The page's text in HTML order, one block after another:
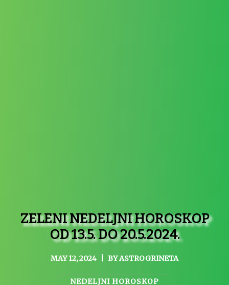
ZELENI NEDELJNI HOROSKOP
OD 13.5. DO 20.5.2024.
MAY 12, 2024 BYASTROGRINETA
NEDELJNI HOROSKOP